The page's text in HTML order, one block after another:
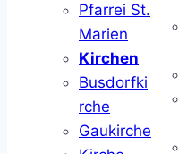
Pfarrei St.
Marien
Kirchen
Busdorfki
rche
Gaukirche